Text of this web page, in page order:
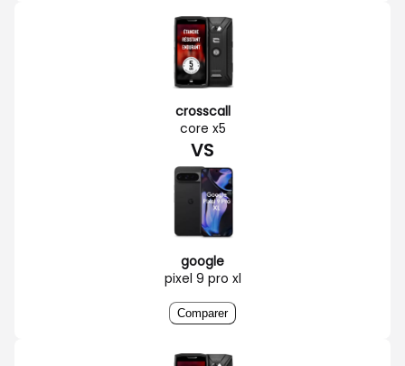
crosscall
core x5
VS
google
pixel 9 pro xl
Comparer